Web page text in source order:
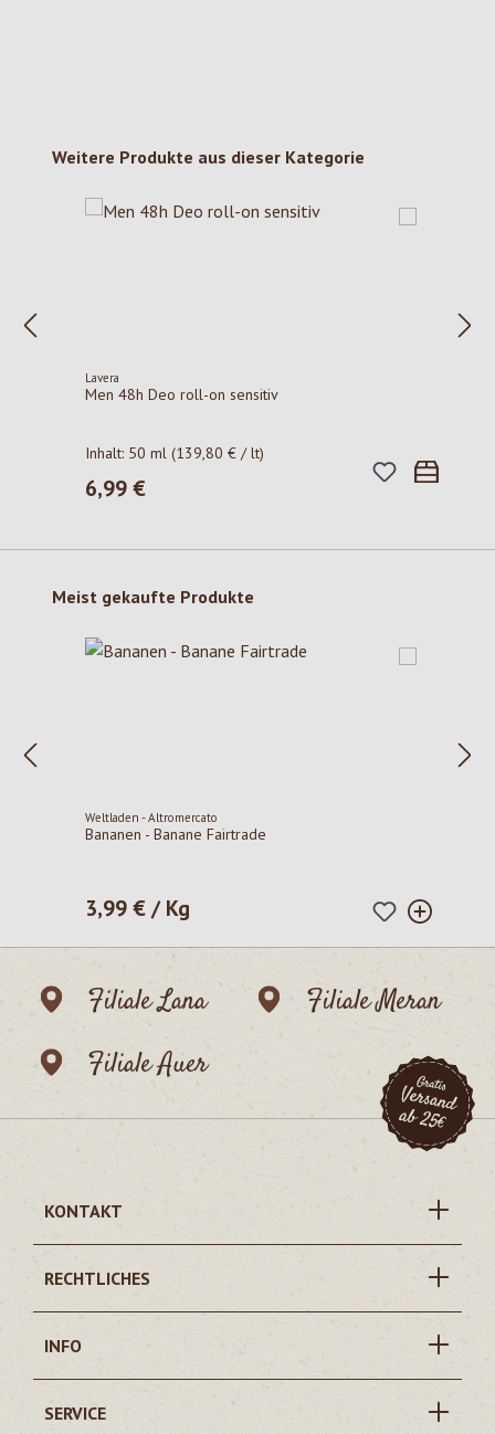
Produktgalerie überspringen
Weitere Produkte aus dieser Kategorie
Lavera
Men 48h Deo roll-on sensitiv
Inhalt: 50 ml(139,80 € / lt)
Regulärer Preis:
6,99 €
Produktgalerie überspringen
Meist gekaufte Produkte
Weltladen - Altromercato
Bananen - Banane Fairtrade
Regulärer Preis:
3,99 € / Kg
Filiale Lana
Filiale Meran
Filiale Auer
KONTAKT
RECHTLICHES
INFO
SERVICE